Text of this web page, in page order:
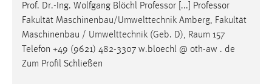
Prof. Dr.-Ing. Wolfgang Blöchl Professor [...] Professor
Fakultät Maschinenbau/Umwelttechnik Amberg, Fakultät
Maschinenbau / Umwelttechnik (Geb. D), Raum 157
Telefon +49 (9621) 482-3307 w.bloechl @ oth-aw . de
Zum Profil Schließen